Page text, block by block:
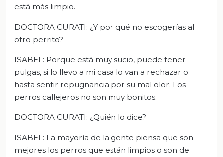
está más limpio.
DOCTORA CURATI: ¿Y por qué no escogerías al
otro perrito?
ISABEL: Porque está muy sucio, puede tener
pulgas, si lo llevo a mi casa lo van a rechazar o
hasta sentir repugnancia por su mal olor. Los
perros callejeros no son muy bonitos.
DOCTORA CURATI: ¿Quién lo dice?
ISABEL: La mayoría de la gente piensa que son
mejores los perros que están limpios o son de